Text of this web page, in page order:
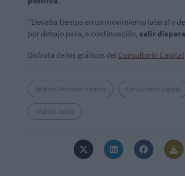
"Llevaba tiempo en un movimiento lateral y
por debajo para, a continuación, salir
Disfruta de los gráficos delConsultorio Capital
Análisis Mercado Abierto Consultorio capital
Análisis bolsa